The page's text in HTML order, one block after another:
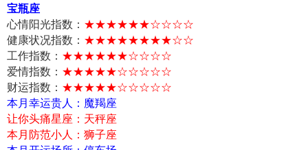
宝瓶座
心情阳光指数： ★★★★★★☆☆☆☆
健康状况指数： ★★★★★★★★☆☆
工作指数： ★★★★★★☆☆☆☆
爱情指数： ★★★★★☆☆☆☆☆
财运指数： ★★★★★☆☆☆☆☆
本月幸运贵人：魔羯座
让你头痛星座：天秤座
本月防范小人：狮子座